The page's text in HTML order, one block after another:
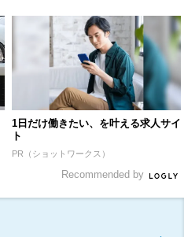
1日だけ働きたい、を叶える求人サイ
ト
PR（ショットワークス）
Recommended by